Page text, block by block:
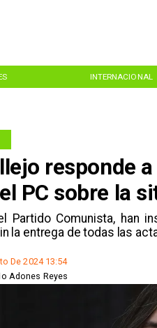
INTERNACIONAL
responde
PC sobre la
Partido Comunista, han
la entrega de todas las
De 2024 13:54
Adones Reyes